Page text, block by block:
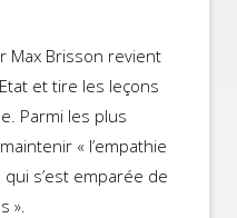
Max Brisson revient
et tire les leçons
Parmi les plus
« l’empathie
s’est emparée de
».